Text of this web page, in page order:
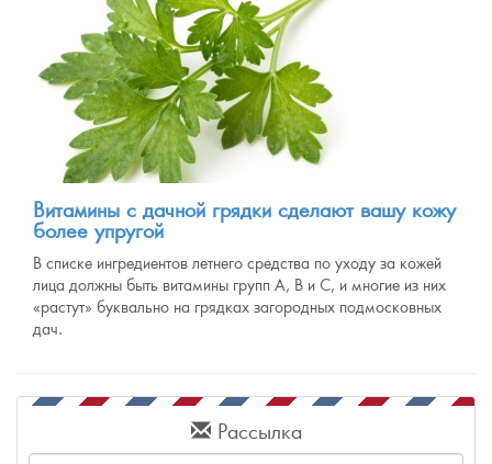
Витамины с дачной грядки сделают вашу кожу
более упругой
В списке ингредиентов летнего средства по уходу за кожей
лица должны быть витамины групп А, В и С, и многие из них
«растут» буквально на грядках загородных подмосковных
дач.
Рассылка